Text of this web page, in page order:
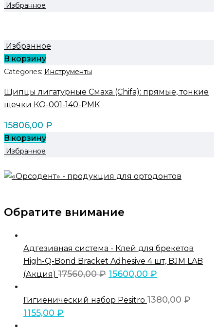
Избранное
Избранное
В корзину
Categories: Инструменты
Щипцы лигатурные Смаха (Chifa): прямые, тонкие
щечки КО-001-140-РМК
15806,00 ₽
В корзину
Избранное
Обратите внимание
Адгезивная система - Клей для брекетов
High-Q-Bond Bracket Adhesive 4 шт, BJM LAB
(Акция) 17560,00₽ 15600,00 ₽
Гигиенический набор Pesitro 1380,00₽
1155,00 ₽